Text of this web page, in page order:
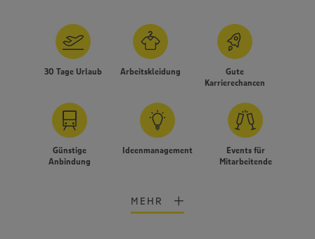
30 Tage Urlaub Arbeitskleidung
Gute
Karrierechancen
Günstige
Anbindung
Ideenmanagement
Events für
Mitarbeitende
MEHR